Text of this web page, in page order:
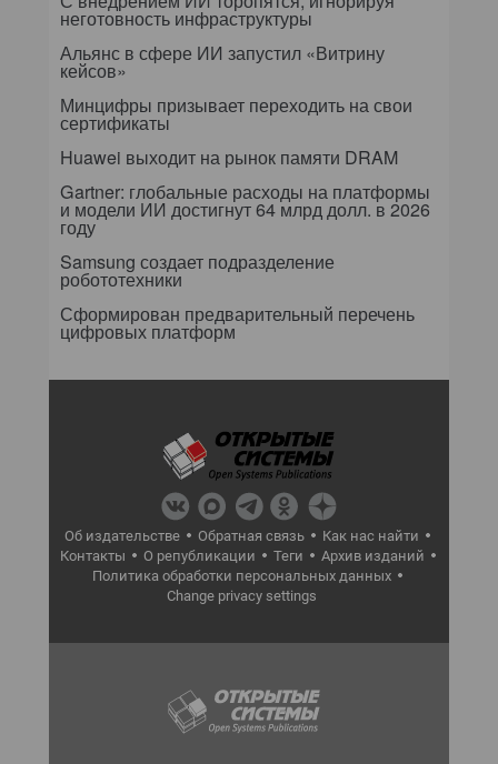
неготовность инфраструктуры
Альянс в сфере ИИ запустил «Витрину
кейсов»
Минцифры призывает переходить на свои
сертификаты
Huawei выходит на рынок памяти DRAM
Gartner: глобальные расходы на платформы
и модели ИИ достигнут 64 млрд долл. в 2026
году
Samsung создает подразделение
робототехники
Сформирован предварительный перечень
цифровых платформ
Об издательстве Обратная связь
Как нас найти
Контакты
О републикации Теги
Архив изданий
Политика обработки персональных данных
Change privacy settings